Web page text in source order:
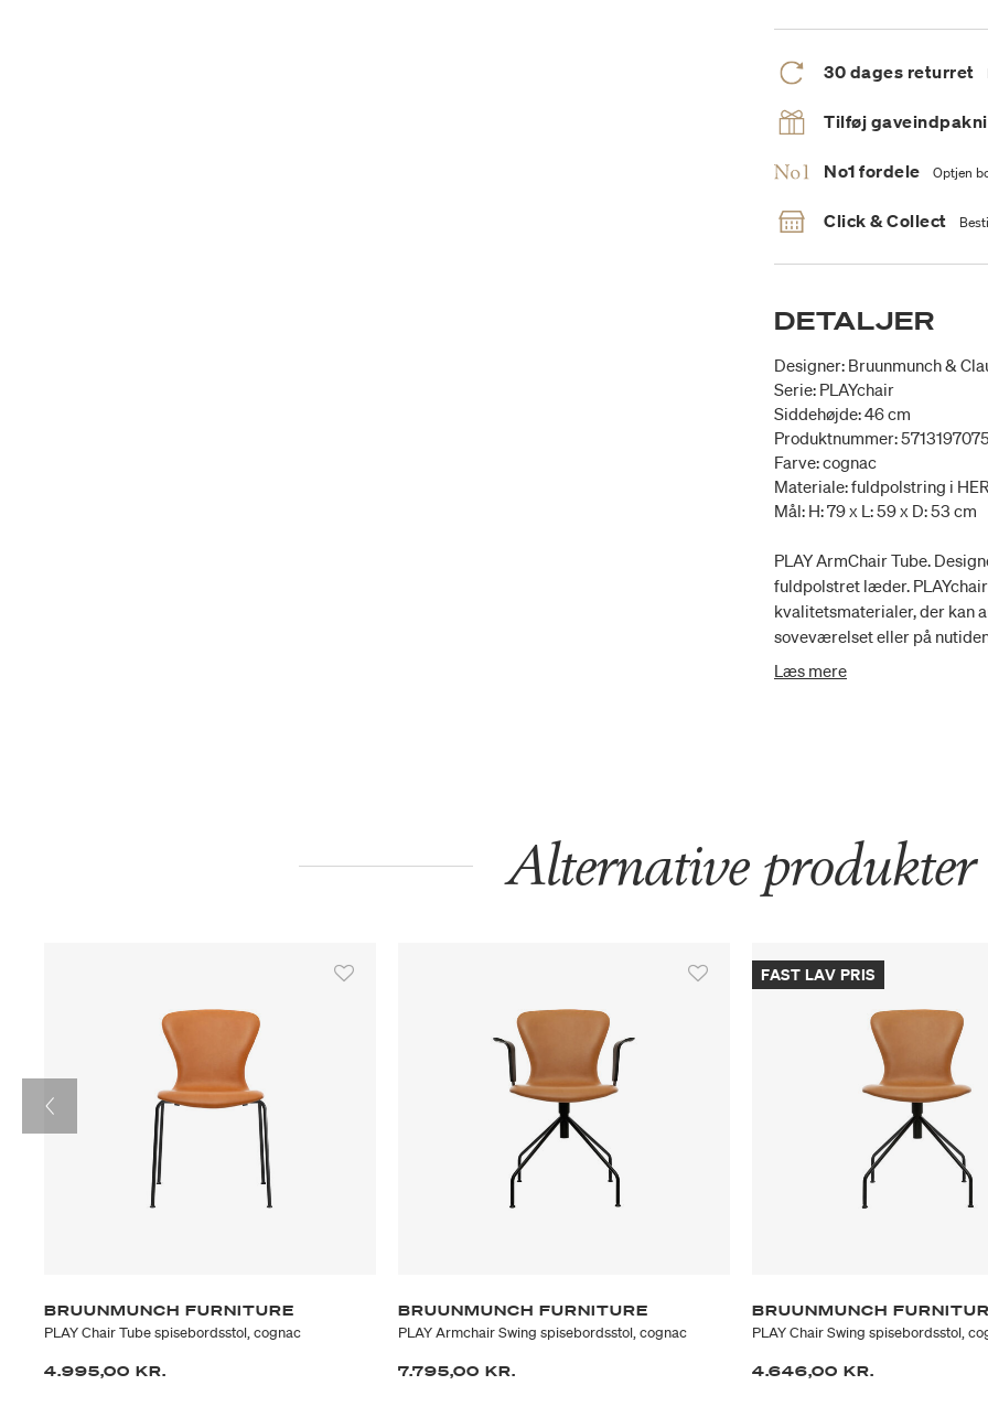
30 dages returret
Tilføj
No1 fordele Optjen
Click & Collect
DETALJER
Designer: Bruunmunch &
Serie: PLAYchair
Siddehøjde: 46 cm
Produktnummer:
Farve: cognac
Materiale: fuldpolstring i
Mål: H: 79 x L: 59 x D: 53 cm
PLAY ArmChair Tube.
fuldpolstret læder.
kvalitetsmaterialer, der kan
soveværelset eller på
håndværker der nøje
det kan give mærker i
tidløst og moderne udtryk.
der passer bedst til din
fragten mest muligt.
Læs mere
Alternative produkter
BRUUNMUNCH FURNITURE
PLAY Chair Tube spisebordsstol, cognac
4.995,00 KR.
BRUUNMUNCH FURNITURE
PLAY Armchair Swing spisebordsstol, cognac
7.795,00 KR.
FAST LAV PRIS
BRUUNMUNCH
PLAY Chair Swing spisebordsstol,
4.646,00 KR.